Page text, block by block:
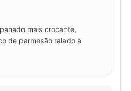
mais crocante,
de parmesão ralado à